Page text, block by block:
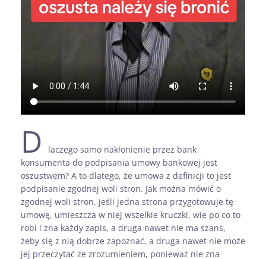
D
laczego samo nakłonienie przez bank
konsumenta do podpisania umowy bankowej jest
oszustwem? A to dlatego, że umowa z definicji to jest
podpisanie zgodnej woli stron. Jak można mówić o
zgodnej woli stron, jeśli jedna strona przygotowuje tę
umowę, umieszcza w niej wszelkie kruczki, wie po co to
robi i zna każdy zapis, a druga nawet nie ma szans,
żeby się z nią dobrze zapoznać, a druga nawet nie może
jej przeczytać ze zrozumieniem, ponieważ nie zna